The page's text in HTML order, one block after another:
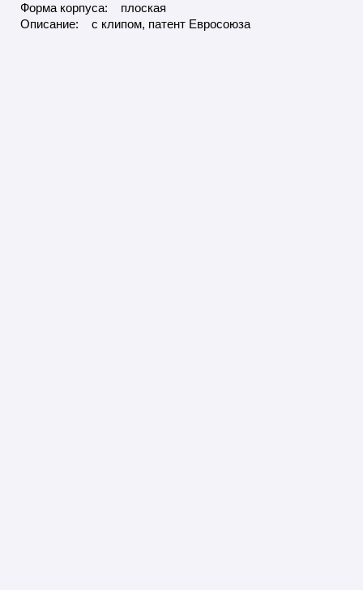
Форма корпуса: плоская
Описание: с клипом, патент Евросоюза